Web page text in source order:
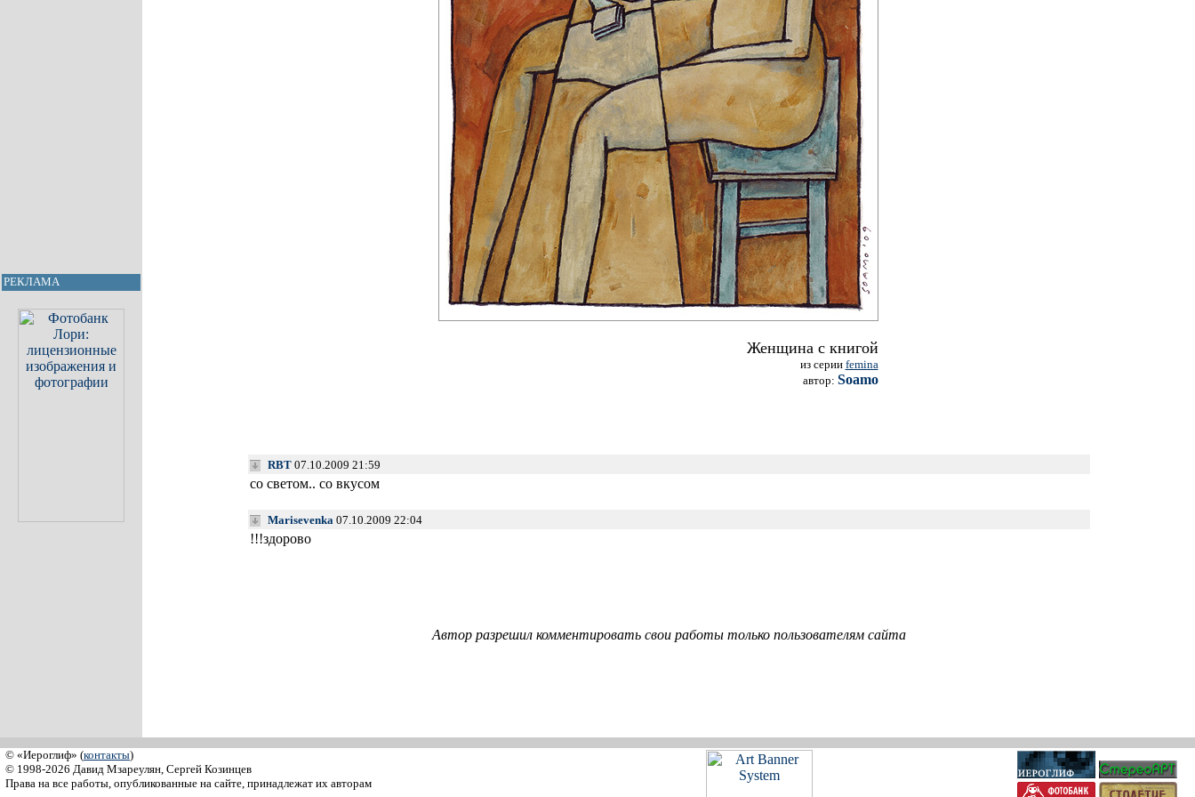
РЕКЛАМА
Женщина с книгой
из серии femina
автор: Soamo
RBT07.10.2009 21:59
со светом.. со вкусом
Marisevenka07.10.2009 22:04
!!!здорово
Автор разрешил комментировать свои работы только пользователям сайта
© «Иероглиф» (контакты)
© 1998-2026 Давид Мзареулян, Сергей Козинцев
Права на все работы, опубликованные на сайте, принадлежат их авторам